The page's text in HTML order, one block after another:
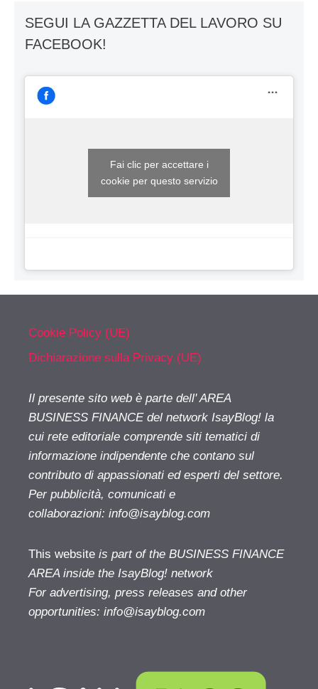
SEGUI LA GAZZETTA DEL LAVORO SU
FACEBOOK!
Fai clic per accettare i
cookie per questo servizio
Cookie Policy (UE)
Dichiarazione sulla Privacy (UE)
Il presente sito web è parte dell' AREA
BUSINESS FINANCE del network IsayBlog! la
cui rete editoriale comprende siti tematici di
informazione indipendente che contano sul
contributo di appassionati ed esperti del settore.
Per pubblicità, comunicati e
collaborazioni: info@isayblog.com
This website is part of the BUSINESS FINANCE
AREA inside the IsayBlog! network
For advertising, press releases and other
opportunities: info@isayblog.com